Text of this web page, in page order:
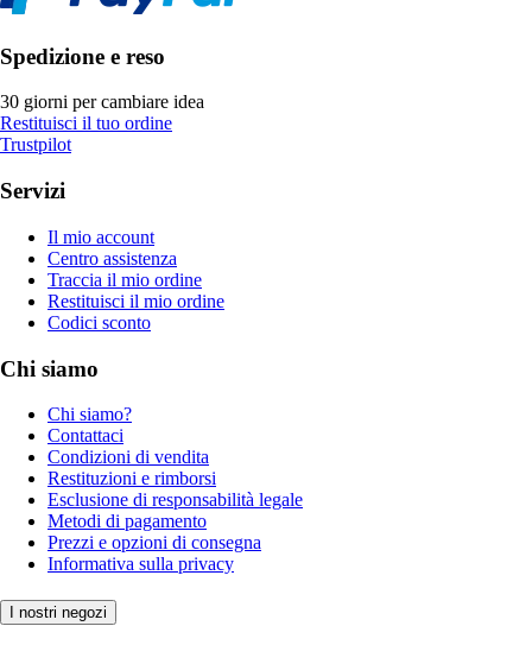
Spedizione e reso
30 giorni per cambiare idea
Restituisci il tuo ordine
Trustpilot
Servizi
Il mio account
Centro assistenza
Traccia il mio ordine
Restituisci il mio ordine
Codici sconto
Chi siamo
Chi siamo?
Contattaci
Condizioni di vendita
Restituzioni e rimborsi
Esclusione di responsabilità legale
Metodi di pagamento
Prezzi e opzioni di consegna
Informativa sulla privacy
I nostri negozi